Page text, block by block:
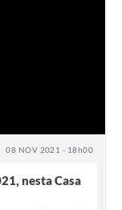
08 NOV 2021 - 18h00
nesta Casa